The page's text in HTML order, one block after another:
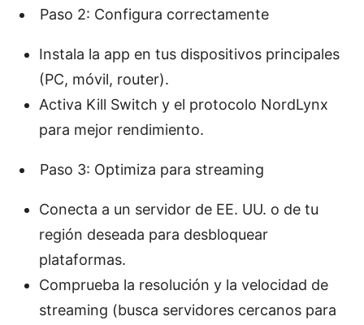
Paso 2: Configura correctamente
Instala la app en tus dispositivos principales
(PC, móvil, router).
Activa Kill Switch y el protocolo NordLynx
para mejor rendimiento.
Paso 3: Optimiza para streaming
Conecta a un servidor de EE. UU. o de tu
región deseada para desbloquear
plataformas.
Comprueba la resolución y la velocidad de
streaming (busca servidores cercanos para